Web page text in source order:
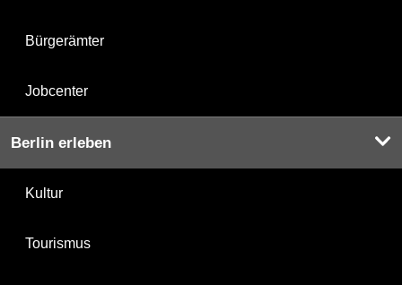
Bürgerämter
Jobcenter
Berlin erleben
Kultur
Tourismus